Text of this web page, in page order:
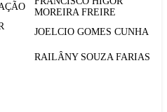
MOREIRA FREIRE
JOELCIO GOMES CUNHA
RAILÂNY SOUZA FARIAS